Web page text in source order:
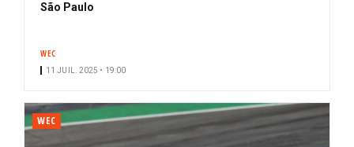
São Paulo
WEC
11 JUIL. 2025 • 19:00
WEC